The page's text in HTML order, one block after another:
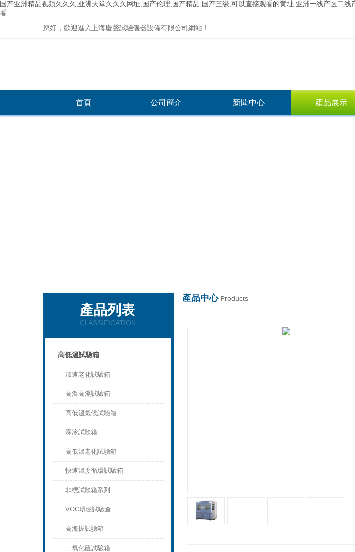
国产亚洲精品视频久久久,亚洲天堂久久久网址,国产伦理,国产精品,国产三级,可以直接观看的黄址,亚洲一线产区二
看
您好，歡迎進入上海慶聲試驗儀器設備有限公司網站！
首頁 公司簡介 新聞中心 產品展示
產品列表
CLASSIFICATION
高低溫試驗箱
加速老化試驗箱
高溫高濕試驗箱
高低溫氣候試驗箱
深冷試驗箱
高低溫老化試驗箱
快速溫度循環試驗箱
非標試驗箱系列
VOC環境試驗倉
高海拔試驗箱
二氧化硫試驗箱
產品中心 Products